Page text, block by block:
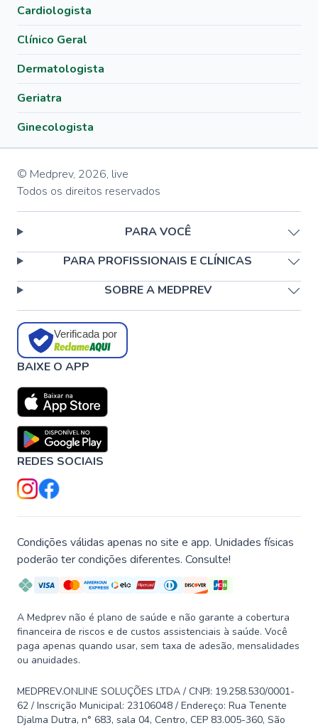
Cardiologista
Clínico Geral
Dermatologista
Geriatra
Ginecologista
© Medprev, 2026, live
Todos os direitos reservados
PARA VOCÊ
PARA PROFISSIONAIS E CLÍNICAS
SOBRE A MEDPREV
Verificada por
BAIXE O APP
REDES SOCIAIS
Condições válidas apenas no site e app. Unidades físicas
poderão ter condições diferentes. Consulte!
A Medprev não é plano de saúde e não garante a cobertura
financeira de riscos e de custos assistenciais à saúde. Você
paga apenas quando usar, sem taxa de adesão, mensalidades
ou anuidades.
MEDPREV.ONLINE SOLUÇÕES LTDA / CNPJ: 19.258.530/0001-
62 / Inscrição Municipal: 23106048 / Endereço: Rua Tenente
Djalma Dutra, n° 683, sala 04, Centro, CEP 83.005-360, São